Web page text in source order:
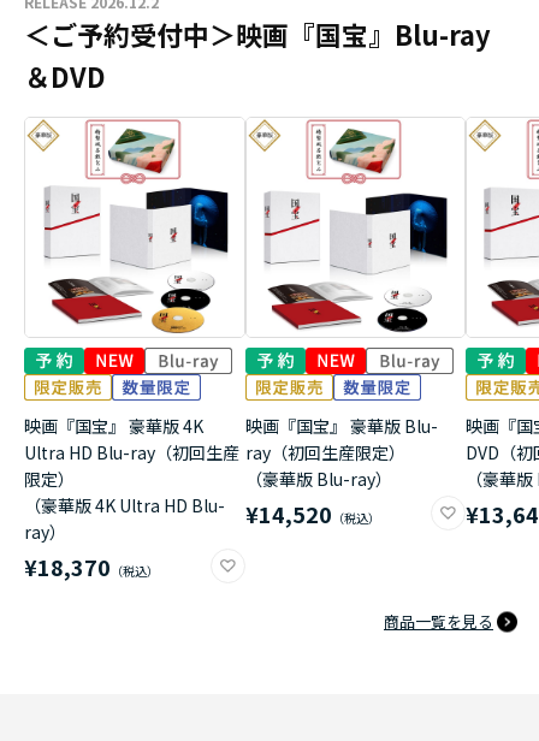
＜ご予約受付中＞映画『国宝』Blu-ray
＆DVD
映画『国宝』 豪華版 4K
Ultra HD Blu-ray（初回生産
限定）
（豪華版 4K Ultra HD Blu-
ray）
¥18,370
映画『国宝』 豪華版 Blu-
ray（初回生産限定）
（豪華版 Blu-ray）
¥14,520
映画『国
DVD（
（豪華
商品一覧を見る